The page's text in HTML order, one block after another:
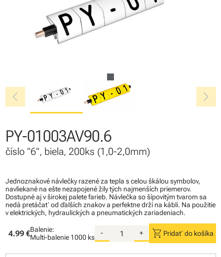
chevron_left chevron_right
PY-01003AV90.6
číslo "6", biela, 200ks (1,0-2,0mm)
Jednoznakové návlečky razené za tepla s celou škálou symbolov,
navliekané na ešte nezapojené žily tých najmenších priemerov.
Dostupné aj v širokej palete farieb. Návlečka so šípovitým tvarom sa
nedá pretáčať od ďalších znakov a perfektne drží na kábli. Na použitie
v elektrických, hydraulických a pneumatických zariadeniach.
4.99 €Balenie:
Multi-balenie 1000 ks
- + shopping_cart Pridať do košíka